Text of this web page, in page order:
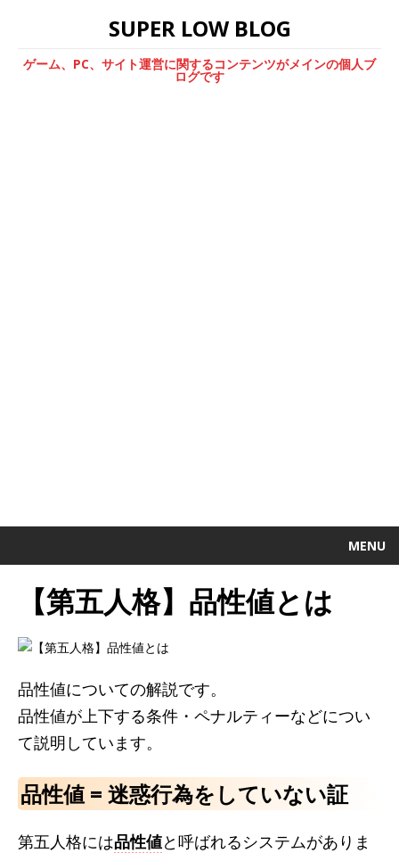
SUPER LOW BLOG
ゲーム、PC、サイト運営に関するコンテンツがメインの個人ブ
ログです
MENU
【第五人格】品性値とは
品性値についての解説です。
品性値が上下する条件・ペナルティーなどについ
て説明しています。
品性値 = 迷惑行為をしていない証
第五人格には品性値と呼ばれるシステムがありま